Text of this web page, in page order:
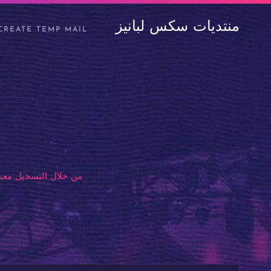
منتديات سكس لبانيز TEMP MAIL
من خلال التسجيل